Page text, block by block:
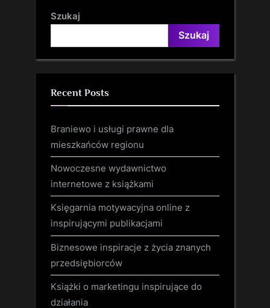
Szukaj
Szukaj
Recent Posts
Braniewo i usługi prawne dla
mieszkańców regionu
Nowoczesne wydawnictwo
internetowe z książkami
Księgarnia motywacyjna online z
inspirującymi publikacjami
Biznesowe inspiracje z życia znanych
przedsiębiorców
Książki o marketingu inspirujące do
działania